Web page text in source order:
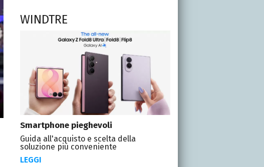
WINDTRE
Smartphone pieghevoli
Guida all'acquisto e scelta della
soluzione più conveniente
LEGGI